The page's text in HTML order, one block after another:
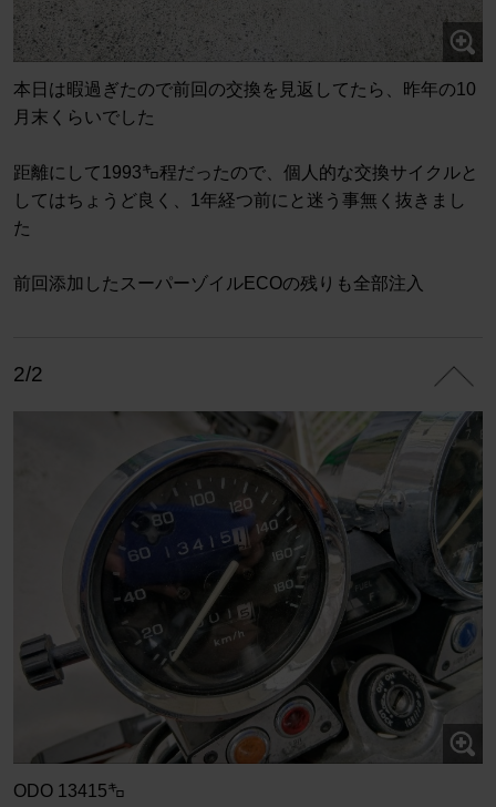
本日は暇過ぎたので前回の交換を見返してたら、昨年の10
月末くらいでした
距離にして1993㌔程だったので、個人的な交換サイクルと
してはちょうど良く、1年経つ前にと迷う事無く抜きまし
た
前回添加したスーパーゾイルECOの残りも全部注入
2/2
ODO 13415㌔